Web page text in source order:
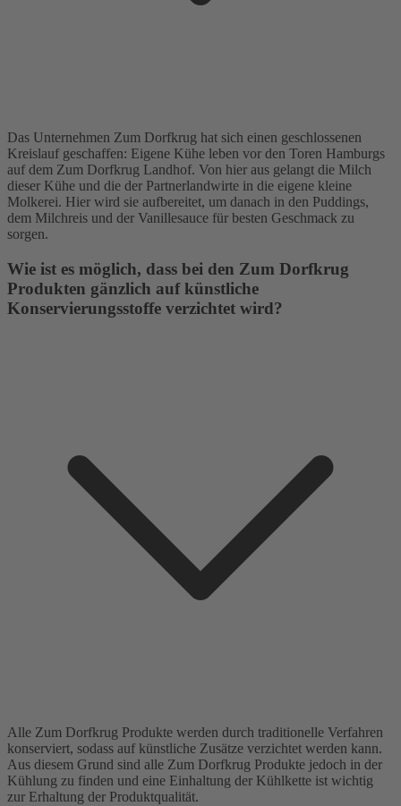
Das Unternehmen Zum Dorfkrug hat sich einen geschlossenen
Kreislauf geschaffen: Eigene Kühe leben vor den Toren Hamburgs
auf dem Zum Dorfkrug Landhof. Von hier aus gelangt die Milch
dieser Kühe und die der Partnerlandwirte in die eigene kleine
Molkerei. Hier wird sie aufbereitet, um danach in den Puddings,
dem Milchreis und der Vanillesauce für besten Geschmack zu
sorgen.
Wie ist es möglich, dass bei den Zum Dorfkrug
Produkten gänzlich auf künstliche
Konservierungsstoffe verzichtet wird?
Alle Zum Dorfkrug Produkte werden durch traditionelle Verfahren
konserviert, sodass auf künstliche Zusätze verzichtet werden kann.
Aus diesem Grund sind alle Zum Dorfkrug Produkte jedoch in der
Kühlung zu finden und eine Einhaltung der Kühlkette ist wichtig
zur Erhaltung der Produktqualität.